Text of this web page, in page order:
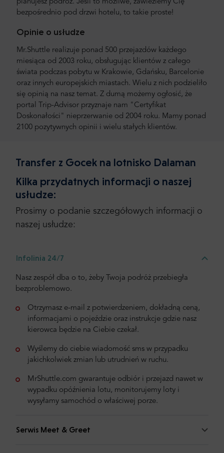
planujesz podróż. Jeśli to możliwe, zawieziemy Cię
bezpośrednio pod drzwi hotelu, to takie proste!
Opinie o usłudze
Mr.Shuttle realizuje ponad 500 przejazdów każdego
miesiąca od 2003 roku, obsługując klientów z całego
świata podczas pobytu w Krakowie, Gdańsku, Barcelonie
oraz innych europejskich miastach. Wielu z nich podzieliło
się opinią na nasz temat. Z dumą możemy ogłosić, że
portal Trip-Advisor przyznaje nam "Certyfikat
Doskonałości" nieprzerwanie od 2004 roku. Mamy ponad
2100 pozytywnych opinii i wielu stałych klientów.
Transfer z Gocek na lotnisko Dalaman
Kilka przydatnych informacji o naszej
usłudze:
Prosimy o podanie szczegółowych informacji o
naszej usłudze:
Infolinia 24/7
Nasz zespół dba o to, żeby Twoja podróż przebiegła
bezproblemowo.
Otrzymasz e-mail z potwierdzeniem, dokładną ceną,
informacjami o pojeździe oraz instrukcje gdzie nasz
kierowca będzie na Ciebie czekał.
Wyślemy do ciebie wiadomość sms w przypadku
jakichkolwiek zmian lub utrudnień w ruchu.
MrShuttle.com gwarantuje odbiór i przejazd nawet w
wypadku opóźnienia lotu, monitorujemy loty i
wysyłamy samochód o właściwej porze.
Serwis Meet & Greet